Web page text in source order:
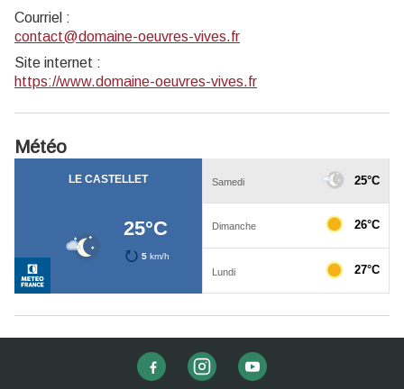
Courriel :
contact@domaine-oeuvres-vives.fr
Site internet :
https://www.domaine-oeuvres-vives.fr
Météo